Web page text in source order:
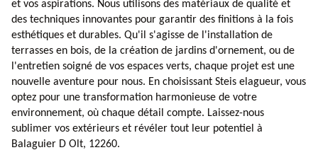
et vos aspirations. Nous utilisons des matériaux de qualité et
des techniques innovantes pour garantir des finitions à la fois
esthétiques et durables. Qu'il s'agisse de l'installation de
terrasses en bois, de la création de jardins d'ornement, ou de
l'entretien soigné de vos espaces verts, chaque projet est une
nouvelle aventure pour nous. En choisissant Steis elagueur, vous
optez pour une transformation harmonieuse de votre
environnement, où chaque détail compte. Laissez-nous
sublimer vos extérieurs et révéler tout leur potentiel à
Balaguier D Olt, 12260.